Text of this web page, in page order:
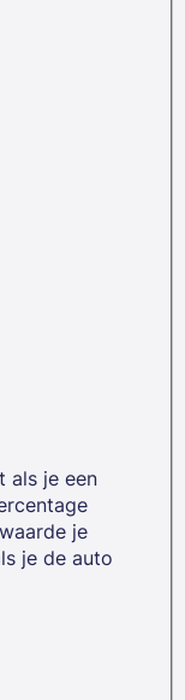
als je een
je
je de auto